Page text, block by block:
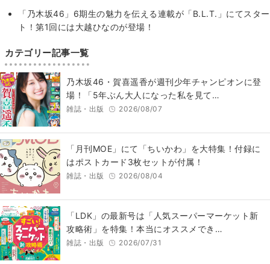
「乃木坂46」6期生の魅力を伝える連載が「B.L.T.」にてスター
ト！第1回には大越ひなのが登場！
カテゴリー記事一覧
乃木坂46・賀喜遥香が週刊少年チャンピオンに登
場！「5年ぶん大人になった私を見て…
雑誌・出版 2026/08/07
「月刊MOE」にて「ちいかわ」を大特集！付録に
はポストカード3枚セットが付属！
雑誌・出版 2026/08/04
「LDK」の最新号は「人気スーパーマーケット新
攻略術」を特集！本当にオススメでき…
雑誌・出版 2026/07/31